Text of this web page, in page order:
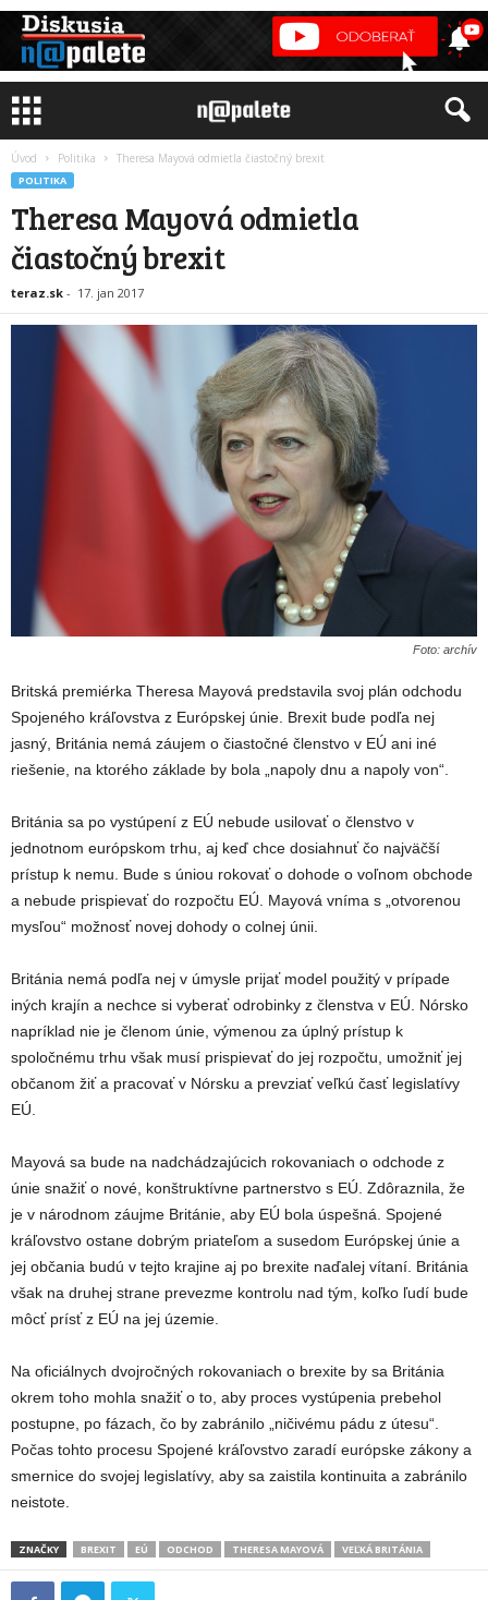
Úvod Politika Theresa Mayová odmietla čiastočný brexit
POLITIKA
Theresa Mayová odmietla
čiastočný brexit
teraz.sk - 17. jan 2017
Foto: archív
Britská premiérka Theresa Mayová predstavila svoj plán odchodu
Spojeného kráľovstva z Európskej únie. Brexit bude podľa nej
jasný, Británia nemá záujem o čiastočné členstvo v EÚ ani iné
riešenie, na ktorého základe by bola „napoly dnu a napoly von“.
Británia sa po vystúpení z EÚ nebude usilovať o členstvo v
jednotnom európskom trhu, aj keď chce dosiahnuť čo najväčší
prístup k nemu. Bude s úniou rokovať o dohode o voľnom obchode
a nebude prispievať do rozpočtu EÚ. Mayová vníma s „otvorenou
mysľou“ možnosť novej dohody o colnej únii.
Británia nemá podľa nej v úmysle prijať model použitý v prípade
iných krajín a nechce si vyberať odrobinky z členstva v EÚ. Nórsko
napríklad nie je členom únie, výmenou za úplný prístup k
spoločnému trhu však musí prispievať do jej rozpočtu, umožniť jej
občanom žiť a pracovať v Nórsku a prevziať veľkú časť legislatívy
EÚ.
Mayová sa bude na nadchádzajúcich rokovaniach o odchode z
únie snažiť o nové, konštruktívne partnerstvo s EÚ. Zdôraznila, že
je v národnom záujme Británie, aby EÚ bola úspešná. Spojené
kráľovstvo ostane dobrým priateľom a susedom Európskej únie a
jej občania budú v tejto krajine aj po brexite naďalej vítaní. Británia
však na druhej strane prevezme kontrolu nad tým, koľko ľudí bude
môcť prísť z EÚ na jej územie.
Na oficiálnych dvojročných rokovaniach o brexite by sa Británia
okrem toho mohla snažiť o to, aby proces vystúpenia prebehol
postupne, po fázach, čo by zabránilo „ničivému pádu z útesu“.
Počas tohto procesu Spojené kráľovstvo zaradí európske zákony a
smernice do svojej legislatívy, aby sa zaistila kontinuita a zabránilo
neistote.
ZNAČKY BREXIT EÚ ODCHOD THERESA MAYOVÁ VEĽKÁ BRITÁNIA